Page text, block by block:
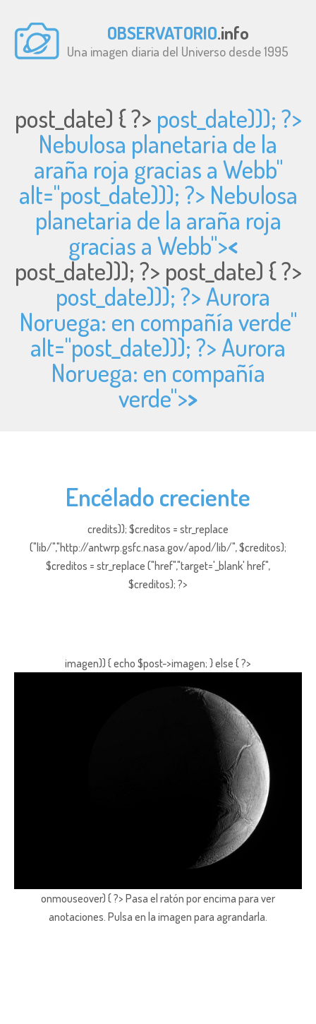
OBSERVATORIO.info
Una imagen diaria del Universo desde 1995
post_date) { ?> post_date))); ?>
Nebulosa planetaria de la
araña roja gracias a Webb"
alt="post_date))); ?> Nebulosa
planetaria de la araña roja
gracias a Webb"><
post_date))); ?> post_date) { ?>
post_date))); ?> Aurora
Noruega: en compañía verde"
alt="post_date))); ?> Aurora
Noruega: en compañía
verde">>
Encélado creciente
credits)); $creditos = str_replace
("lib/","http://antwrp.gsfc.nasa.gov/apod/lib/", $creditos);
$creditos = str_replace ("href","target='_blank' href",
$creditos); ?>
imagen)) { echo $post->imagen; } else { ?>
onmouseover) { ?> Pasa el ratón por encima para ver
anotaciones. Pulsa en la imagen para agrandarla.